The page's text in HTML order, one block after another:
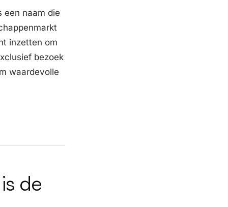
een naam die
inzetten om
bezoek
waardevolle
de